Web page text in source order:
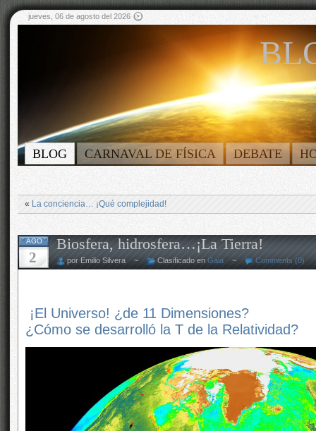
jueves, 06 de agosto del 2026
BLOG CARNAVAL DE FÍSICA DEBATE
« La conciencia… ¡Qué complejidad!
AGO
2
Biosfera, hidrosfera…¡La Tierra!
por Emilio Silvera ~ Clasificado en Gaia~ Comments (0)
¡El Universo! ¿de 11 Dimensiones?
¿Cómo se desarrolló la T de la Relatividad?